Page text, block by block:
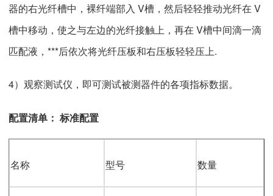
器的右光纤槽中，裸纤端部入 V槽，然后轻轻推动光纤在 V
槽中移动，使之与左边的光纤接触上，再在 V槽中间滴一滴
匹配液，***后依次将光纤压板和右压板轻轻压上.
4）观察测试仪，即可测试被测器件的各项指标数据。
配置清单： 标准配置
名称 型号 数量